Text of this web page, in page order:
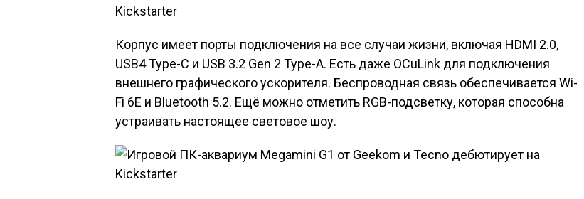
Корпус имеет порты подключения на все случаи жизни, включая HDMI 2.0,
USB4 Type-C и USB 3.2 Gen 2 Type-A. Есть даже OCuLink для подключения
внешнего графического ускорителя. Беспроводная связь обеспечивается Wi-
Fi 6E и Bluetooth 5.2. Ещё можно отметить RGB-подсветку, которая способна
устраивать настоящее световое шоу.